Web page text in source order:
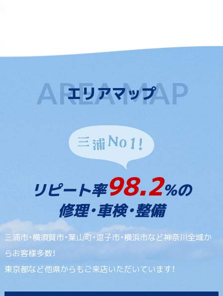
エリアマップ
リピート率98.2%の
修理・車検・整備
三浦市・横須賀市・葉山町・逗子市・横浜市など神奈川全域か
らお客様多数！
東京都など他県からもご来店いただいています！